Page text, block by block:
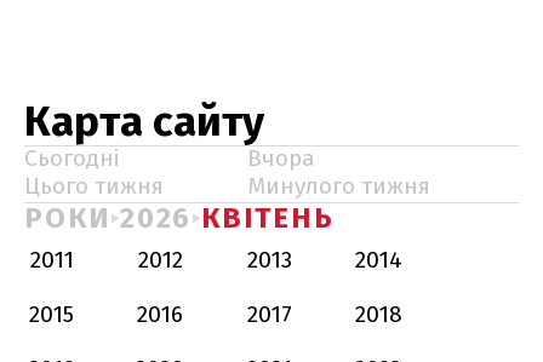
Карта сайту
Сьогодні
Вчора
Цього тижня
Минулого тижня
РОКИ 2026 КВІТЕНЬ
2011 2012 2013
2014
2015
2016 2017
2018